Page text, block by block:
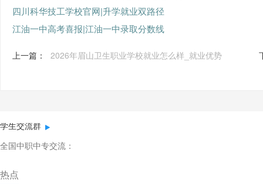
四川科华技工学校官网|升学就业双路径
江油一中高考喜报|江油一中录取分数线
上一篇： 2026年眉山卫生职业学校就业怎么样_就业优势
学生交流群
全国中职中专交流：
热点